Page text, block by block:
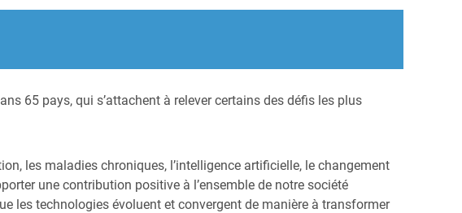
65 pays, qui s’attachent à relever certains des défis les plus
les maladies chroniques, l’intelligence artificielle, le changement
une contribution positive à l’ensemble de notre société
les technologies évoluent et convergent de manière à transformer